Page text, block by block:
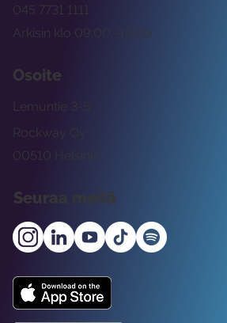
Arkisin klo 09:00 -15:00
045 7731 1111
Osoite
Rockway Oy
Lemuntie 3-5
00510 Helsinki
Seuraa meitä